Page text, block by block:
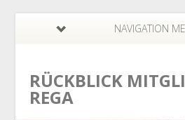
NAVIGATION
RÜCKBLICK
REGA